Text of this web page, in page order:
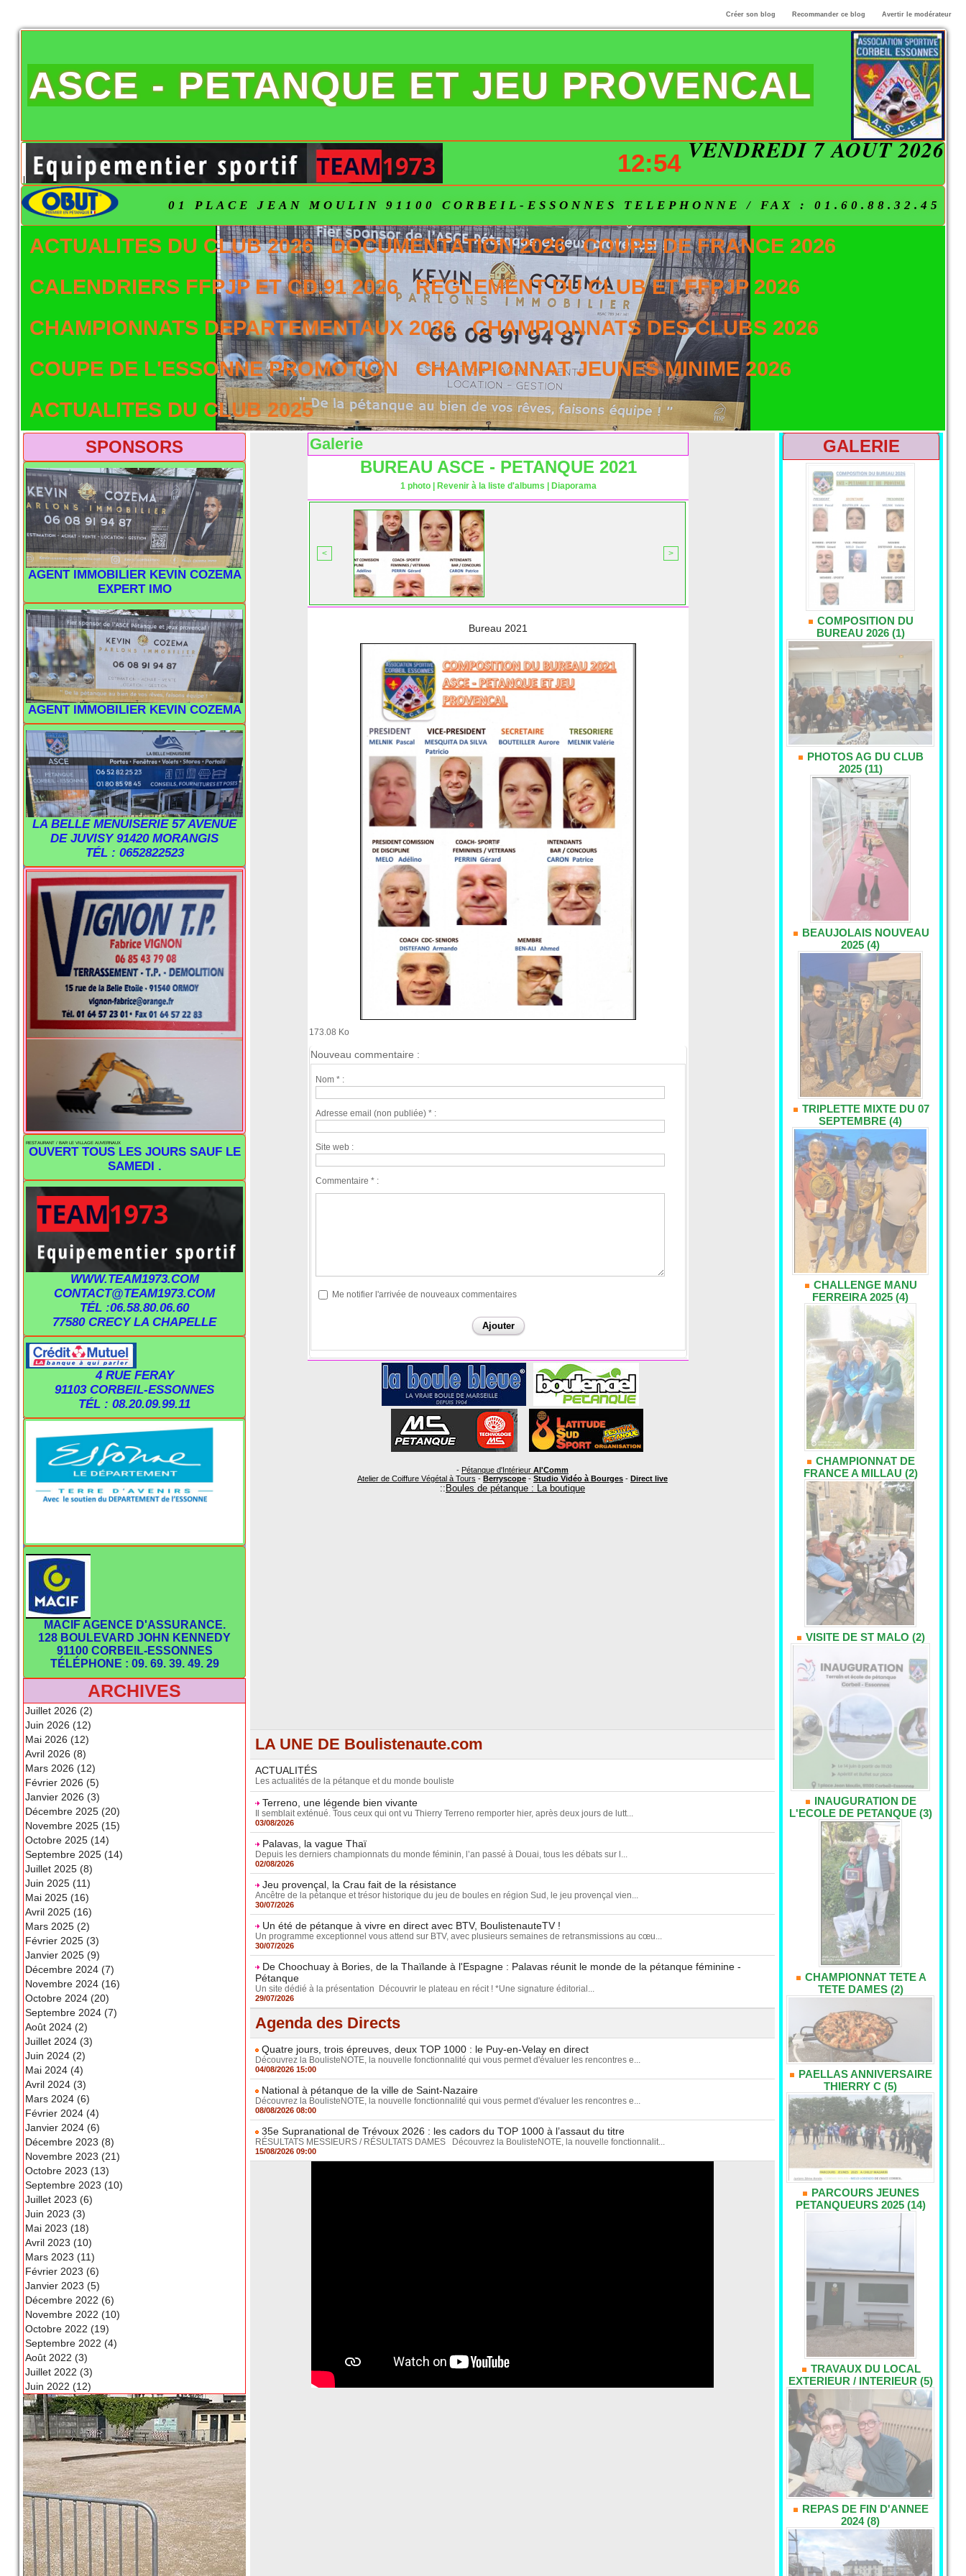
Créer son blog Recommander ce blog Avertir le modérateur
ASCE - PETANQUE ET JEU PROVENCAL
VENDREDI 7 AOÛT 2026
12:54
01 PLACE JEAN MOULIN 91100 CORBEIL-ESSONNES TELEPHONNE / FAX : 01.60.88.32.45
ACTUALITES DU CLUB 2026 DOCUMENTATION 2026
COUPE DE FRANCE 2026
CALENDRIERS FFPJP ET CD.91 2026
REGLEMENT DU CLUB ET FFPJP 2026
CHAMPIONNATS DEPARTEMENTAUX 2026
CHAMPIONNATS DES CLUBS 2026
COUPE DE L'ESSONNE PROMOTION
CHAMPIONNAT JEUNES MINIME 2026
ACTUALITES DU CLUB 2025
SPONSORS
AGENT IMMOBILIER KEVIN COZEMA
EXPERT IMO
AGENT IMMOBILIER KEVIN COZEMA
LA BELLE MENUISERIE 57 AVENUE
DE JUVISY 91420 MORANGIS
TÉL : 0652822523
RESTAURANT / BAR LE VILLAGE AUVERNAUX
OUVERT TOUS LES JOURS SAUF LE
SAMEDI .
WWW.TEAM1973.COM
CONTACT@TEAM1973.COM
TÉL :06.58.80.06.60
77580 CRECY LA CHAPELLE
4 RUE FERAY
91103 CORBEIL-ESSONNES
TÉL : 08.20.09.99.11
MACIF AGENCE D'ASSURANCE.
128 BOULEVARD JOHN KENNEDY
91100 CORBEIL-ESSONNES
TÉLÉPHONE : 09. 69. 39. 49. 29
ARCHIVES
Juillet 2026 (2)
Juin 2026 (12)
Mai 2026 (12)
Avril 2026 (8)
Mars 2026 (12)
Février 2026 (5)
Janvier 2026 (3)
Décembre 2025 (20)
Novembre 2025 (15)
Octobre 2025 (14)
Septembre 2025 (14)
Juillet 2025 (8)
Juin 2025 (11)
Mai 2025 (16)
Avril 2025 (16)
Mars 2025 (2)
Février 2025 (3)
Janvier 2025 (9)
Décembre 2024 (7)
Novembre 2024 (16)
Octobre 2024 (20)
Septembre 2024 (7)
Août 2024 (2)
Juillet 2024 (3)
Juin 2024 (2)
Mai 2024 (4)
Avril 2024 (3)
Mars 2024 (6)
Février 2024 (4)
Janvier 2024 (6)
Décembre 2023 (8)
Novembre 2023 (21)
Octobre 2023 (13)
Septembre 2023 (10)
Juillet 2023 (6)
Juin 2023 (3)
Mai 2023 (18)
Avril 2023 (10)
Mars 2023 (11)
Février 2023 (6)
Janvier 2023 (5)
Décembre 2022 (6)
Novembre 2022 (10)
Octobre 2022 (19)
Septembre 2022 (4)
Août 2022 (3)
Juillet 2022 (3)
Juin 2022 (12)
Galerie
BUREAU ASCE - PETANQUE 2021
1 photo Revenir à la liste d'albums Diaporama
< >
Bureau 2021
173.08 Ko
Nouveau commentaire :
Nom * :
Adresse email (non publiée) * :
Site web :
Commentaire * :
Me notifier l'arrivée de nouveaux commentaires
- Pétanque d'Intérieur Al'Comm
Atelier de Coiffure Végétal à Tours - Berryscope - Studio Vidéo à Bourges - Direct live
:: Boules de pétanque : La boutique
LA UNE DE Boulistenaute.com
ACTUALITÉS
Les actualités de la pétanque et du monde bouliste
Terreno, une légende bien vivante
Il semblait exténué. Tous ceux qui ont vu Thierry Terreno remporter hier, après deux jours de lutt...
03/08/2026
Palavas, la vague Thaï
Depuis les derniers championnats du monde féminin, l’an passé à Douai, tous les débats sur l...
02/08/2026
Jeu provençal, la Crau fait de la résistance
Ancêtre de la pétanque et trésor historique du jeu de boules en région Sud, le jeu provençal vien...
30/07/2026
Un été de pétanque à vivre en direct avec BTV, BoulistenauteTV !
Un programme exceptionnel vous attend sur BTV, avec plusieurs semaines de retransmissions au cœu...
30/07/2026
De Choochuay à Bories, de la Thaïlande à l'Espagne : Palavas réunit le monde de la pétanque féminine -
Pétanque
Un site dédié à la présentation Découvrir le plateau en récit ! *Une signature éditorial...
29/07/2026
Agenda des Directs
Quatre jours, trois épreuves, deux TOP 1000 : le Puy-en-Velay en direct
Découvrez la BoulisteNOTE, la nouvelle fonctionnalité qui vous permet d'évaluer les rencontres e...
04/08/2026 15:00
National à pétanque de la ville de Saint-Nazaire
Découvrez la BoulisteNOTE, la nouvelle fonctionnalité qui vous permet d'évaluer les rencontres e...
08/08/2026 08:00
35e Supranational de Trévoux 2026 : les cadors du TOP 1000 à l’assaut du titre
RÉSULTATS MESSIEURS / RÉSULTATS DAMES Découvrez la BoulisteNOTE, la nouvelle fonctionnalit...
15/08/2026 09:00
GALERIE
COMPOSITION DU
BUREAU 2026 (1)
PHOTOS AG DU CLUB
2025 (11)
BEAUJOLAIS NOUVEAU
2025 (4)
TRIPLETTE MIXTE DU 07
SEPTEMBRE (4)
CHALLENGE MANU
FERREIRA 2025 (4)
CHAMPIONNAT DE
FRANCE A MILLAU (2)
VISITE DE ST MALO (2)
INAUGURATION DE
L'ECOLE DE PETANQUE (3)
CHAMPIONNAT TETE A
TETE DAMES (2)
PAELLAS ANNIVERSAIRE
THIERRY C (5)
PARCOURS JEUNES
PETANQUEURS 2025 (14)
TRAVAUX DU LOCAL
EXTERIEUR / INTERIEUR (5)
REPAS DE FIN D'ANNEE
2024 (8)